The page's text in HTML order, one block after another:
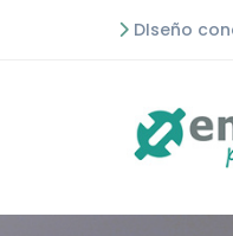
DIseño